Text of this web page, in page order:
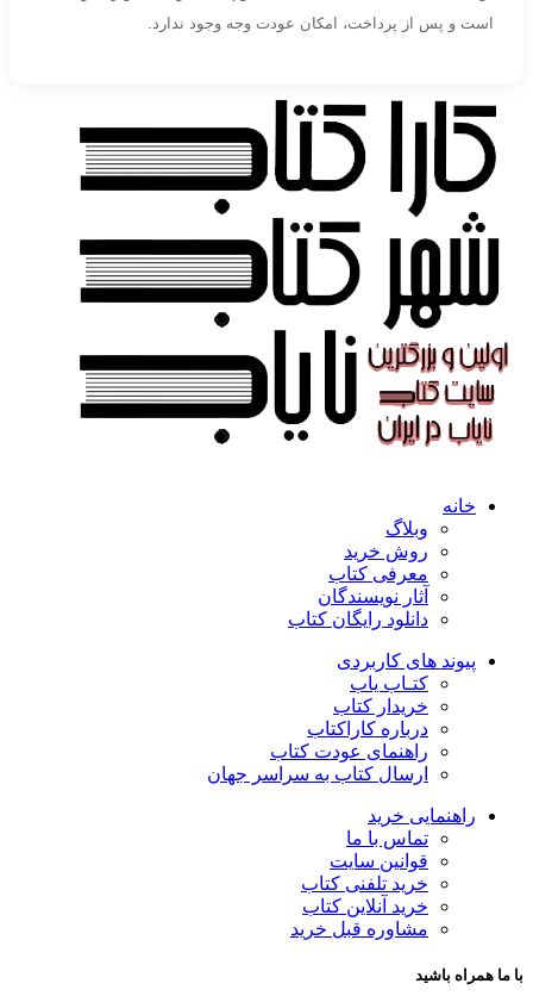
است و پس از پرداخت، امکان عودت وجه وجود ندارد.
خانه
وبلاگ
روش خرید
معرفی کتاب
آثار نویسندگان
دانلود رایگان کتاب
پیوند های کاربردی
کتـاب یاب
خریدار کتاب
درباره کاراکتاب
راهنمای عودت کتاب
ارسال کتاب به سراسر جهان
راهنمایی خرید
تماس با ما
قوانین سایت
خرید تلفنی کتاب
خرید آنلاین کتاب
مشاوره قبل خرید
با ما همراه باشید